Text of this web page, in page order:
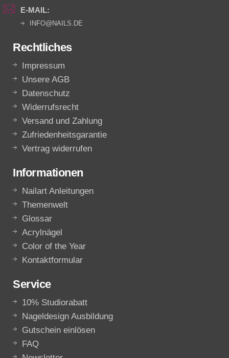
E-MAIL:
INFO@NAILS.DE
Rechtliches
Impressum
Unsere AGB
Datenschutz
Widerrufsrecht
Versand und Zahlung
Zufriedenheitsgarantie
Vertrag widerrufen
Informationen
Nailart Anleitungen
Themenwelt
Glossar
Acrylnägel
Color of the Year
Kontaktformular
Service
10% Studiorabatt
Nageldesign Ausbildung
Gutschein einlösen
FAQ